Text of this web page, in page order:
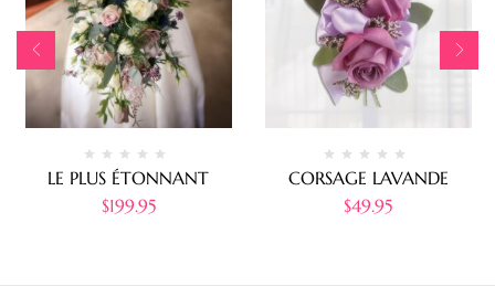
LE PLUS ÉTONNANT
$199.95
CORSAGE LAVANDE
$49.95